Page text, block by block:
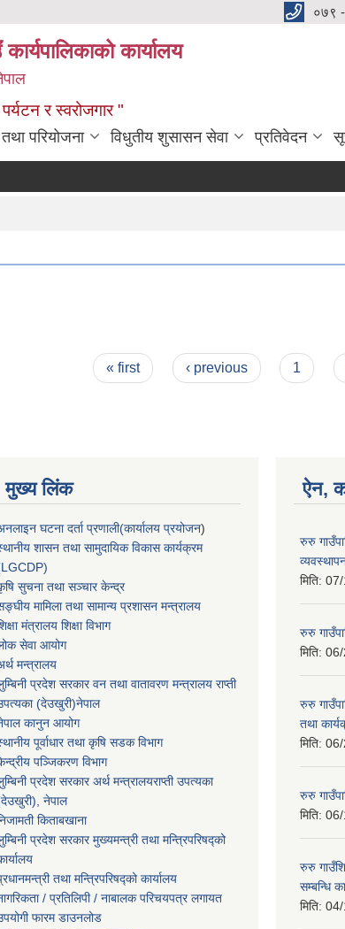
०७९
कार्यालय
र स्वरोजगार "
परियोजना विधुतीय शुसासन सेवा प्रतिवेदन
« first ‹ previous 1
मुख्य लिंक
घटना दर्ता प्रणाली(कार्यालय प्रयोजन)
शासन तथा सामुदायिक विकास कार्यक्रम
सुचना तथा सञ्चार केन्द्र
मामिला तथा सामान्य प्रशासन मन्त्रालय
मंत्रालय शिक्षा विभाग
सेवा आयोग
मन्त्रालय
प्रदेश सरकार वन तथा वातावरण मन्त्रालय राप्ती
(देउखुरी)नेपाल
कानुन आयोग
पूर्वाधार तथा कृषि सडक विभाग
पञ्जिकरण विभाग
प्रदेश सरकार अर्थ मन्त्रालयराप्ती उपत्यका
नेपाल
किताबखाना
प्रदेश सरकार मुख्यमन्त्री तथा मन्त्रिपरिषद्को
तथा मन्त्रिपरिषद्को कार्यालय
/ प्रतिलिपी / नाबालक परिचयपत्र लगायत
फारम डाउनलोड
ऐन,
रुरु
मिति:
रुरु
मिति:
रुरु
तथा
मिति:
रुरु
मिति:
रुरु
सम्बन्धि
मिति: